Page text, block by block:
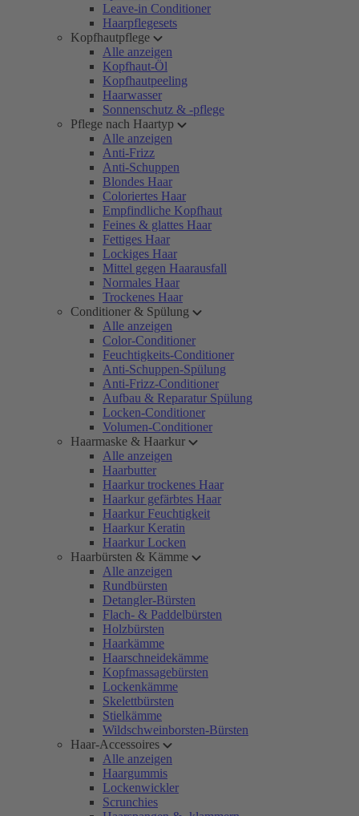
Leave-in Conditioner
Haarpflegesets
Kopfhautpflege
Alle anzeigen
Kopfhaut-Öl
Kopfhautpeeling
Haarwasser
Sonnenschutz & -pflege
Pflege nach Haartyp
Alle anzeigen
Anti-Frizz
Anti-Schuppen
Blondes Haar
Coloriertes Haar
Empfindliche Kopfhaut
Feines & glattes Haar
Fettiges Haar
Lockiges Haar
Mittel gegen Haarausfall
Normales Haar
Trockenes Haar
Conditioner & Spülung
Alle anzeigen
Color-Conditioner
Feuchtigkeits-Conditioner
Anti-Schuppen-Spülung
Anti-Frizz-Conditioner
Aufbau & Reparatur Spülung
Locken-Conditioner
Volumen-Conditioner
Haarmaske & Haarkur
Alle anzeigen
Haarbutter
Haarkur trockenes Haar
Haarkur gefärbtes Haar
Haarkur Feuchtigkeit
Haarkur Keratin
Haarkur Locken
Haarbürsten & Kämme
Alle anzeigen
Rundbürsten
Detangler-Bürsten
Flach- & Paddelbürsten
Holzbürsten
Haarkämme
Haarschneidekämme
Kopfmassagebürsten
Lockenkämme
Skelettbürsten
Stielkämme
Wildschweinborsten-Bürsten
Haar-Accessoires
Alle anzeigen
Haargummis
Lockenwickler
Scrunchies